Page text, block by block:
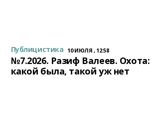
Публицистика 10 ИЮЛЯ , 12:58
№7.2026. Разиф Валеев. Охота:
какой была, такой уж нет